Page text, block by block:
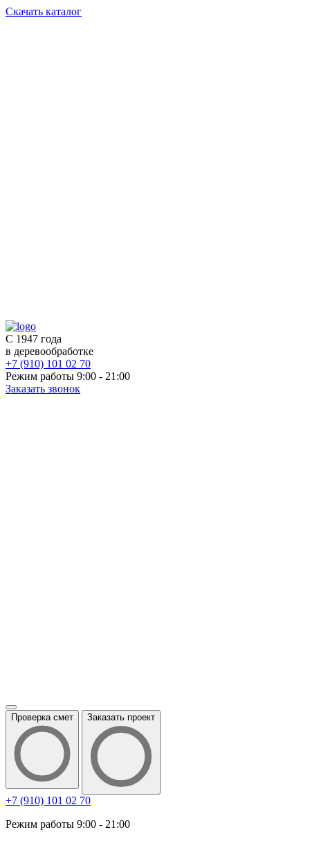
Скачать каталог
С 1947 года
в деревообработке
+7 (910) 101 02 70
Режим работы 9:00 - 21:00
Заказать звонок
Проверка смет Заказать проект
+7 (910) 101 02 70
Режим работы 9:00 - 21:00